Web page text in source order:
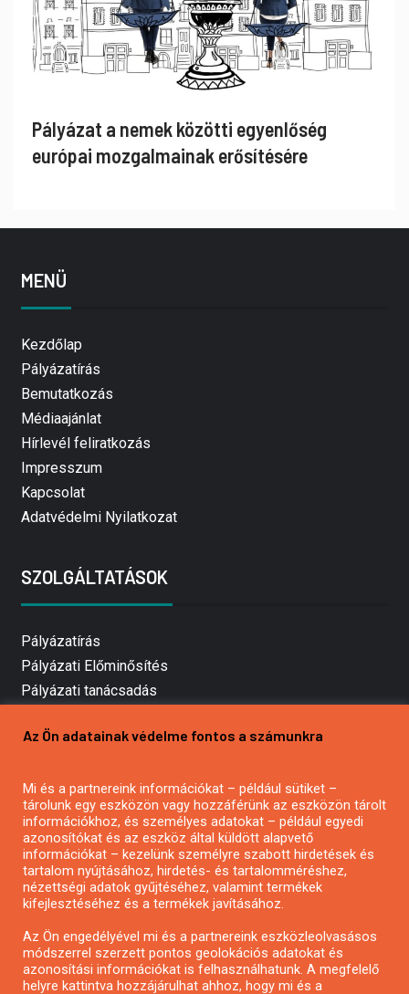
Pályázat a nemek közötti egyenlőség
európai mozgalmainak erősítésére
MENÜ
Kezdőlap
Pályázatírás
Bemutatkozás
Médiaajánlat
Hírlevél feliratkozás
Impresszum
Kapcsolat
Adatvédelmi Nyilatkozat
SZOLGÁLTATÁSOK
Pályázatírás
Pályázati Előminősítés
Pályázati tanácsadás
Mezőgazdasági pályázatírás
Pályázatírás civil szervezeteknek
Pályázatírás önkormányzatoknak
Pályázatfigyelés
Specifikus pályázatfigyelés vagy hírlevél
Pályázatok magánszemélyeknek
Az Ön adatainak védelme fontos a számunkra
Mi és a partnereink információkat – például sütiket –
tárolunk egy eszközön vagy hozzáférünk az eszközön tárolt
információkhoz, és személyes adatokat – például egyedi
azonosítókat és az eszköz által küldött alapvető
információkat – kezelünk személyre szabott hirdetések és
tartalom nyújtásához, hirdetés- és tartalomméréshez,
nézettségi adatok gyűjtéséhez, valamint termékek
kifejlesztéséhez és a termékek javításához.
Az Ön engedélyével mi és a partnereink eszközleolvasásos
módszerrel szerzett pontos geolokációs adatokat és
azonosítási információkat is felhasználhatunk. A megfelelő
helyre kattintva hozzájárulhat ahhoz, hogy mi és a